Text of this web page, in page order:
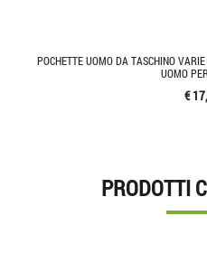
POCHETTE UOMO DA TASCHINO
UOMO
€
PRODOTTI